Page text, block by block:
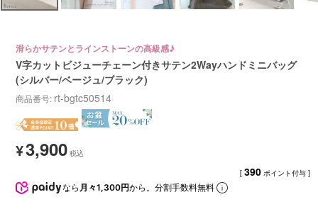
滑らかサテンとラインストーンの高級感♪
V字カットビジューチェーン付きサテン2Wayハンドミニバッグ
(シルバー/ベージュ/ブラック)
商品番号 rt-bgtc50514
¥3,900
[ 390 ポイント付与 ]
なら 月々1,300円から。分割手数料無料